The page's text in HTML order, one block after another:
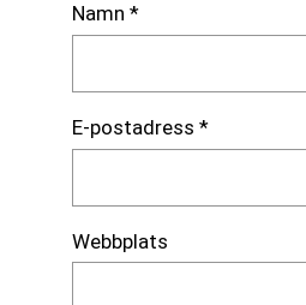
Namn *
E-postadress *
Webbplats